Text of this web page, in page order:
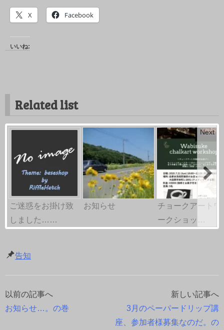
X Facebook
いいね:
Related list
ご迷惑をお掛け致
しました……
お知らせ
チョークアートワ
ークショッ…
Next
告知
投
以前の記事へ
お知らせ…。の巻
新しい記事へ
3月のペーパードリップ講
座、参加者様募集なのだ。の